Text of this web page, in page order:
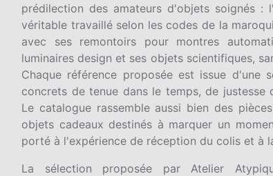
prédilection des amateurs d'objets soignés
véritable travaillé selon les codes de la
avec ses remontoirs pour montres
luminaires design et ses objets scientifiques,
Chaque référence proposée est issue d'une
concrets de tenue dans le temps, de
Le catalogue rassemble aussi bien des
objets cadeaux destinés à marquer un
porté à l'expérience de réception du colis et à
La sélection proposée par Atelier